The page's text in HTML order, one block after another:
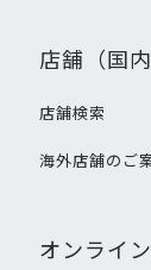
店舗（国
店舗検索
海外店舗のご
オンライ